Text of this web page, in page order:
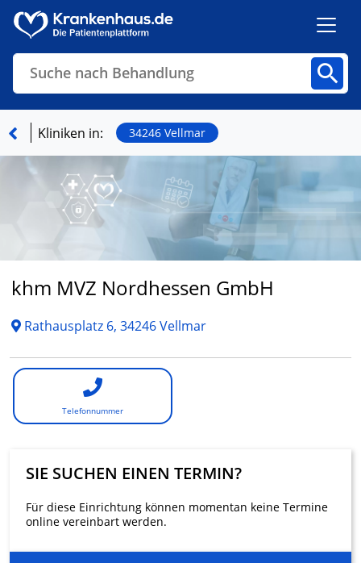
Suche nach Behandlung
Finden
Kliniken in: 34246 Vellmar
khm MVZ Nordhessen GmbH
Rathausplatz 6, 34246 Vellmar
Telefonnummer
SIE SUCHEN EINEN TERMIN?
Für diese Einrichtung können momentan keine Termine
online vereinbart werden.